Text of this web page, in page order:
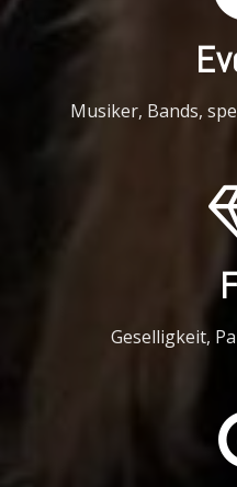
Musiker, Bands,
Geselligkeit,